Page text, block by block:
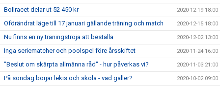
Bollracet delar ut 52 450 kr 2020-12-19 18:00
Oförändrat läge till 17 januari gällande träning och match 2020-12-15 18:00
Nu finns en ny träningströja att beställa 2020-12-02 13:00
Inga seriematcher och poolspel före årsskiftet 2020-11-24 16:00
"Beslut om skärpta allmänna råd" - hur påverkas vi? 2020-11-03 21:00
På söndag börjar lekis och skola - vad gäller? 2020-10-02 09:00